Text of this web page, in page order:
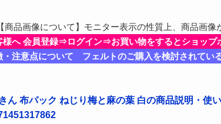
品画像について】モニター表示の性質上、商品画像
へ 会員登録⇒ログイン⇒お買い物をするとショップ
注意点について フェルトのご購入を検討されてい
ん 布パック ねじり梅と麻の葉 白の商品説明・使